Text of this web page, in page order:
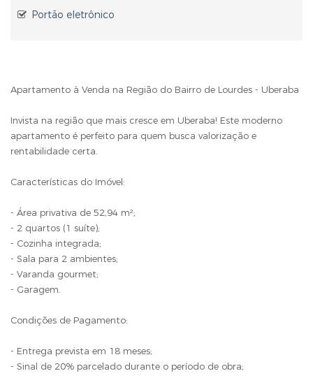
Portão eletrônico
Apartamento à Venda na Região do Bairro de Lourdes - Uberaba
Invista na região que mais cresce em Uberaba! Este moderno
apartamento é perfeito para quem busca valorização e
rentabilidade certa.
Características do Imóvel:
- Área privativa de 52,94 m²;
- 2 quartos (1 suíte);
- Cozinha integrada;
- Sala para 2 ambientes;
- Varanda gourmet;
- Garagem.
Condições de Pagamento:
- Entrega prevista em 18 meses;
- Sinal de 20% parcelado durante o período de obra;